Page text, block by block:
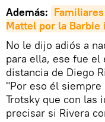
Además:
Mattel por la Barbie
No le dijo adiós a
para ella, ese fue
distancia de Diego
"Por eso él siempre
Trotsky que con las
precisar si Rivera